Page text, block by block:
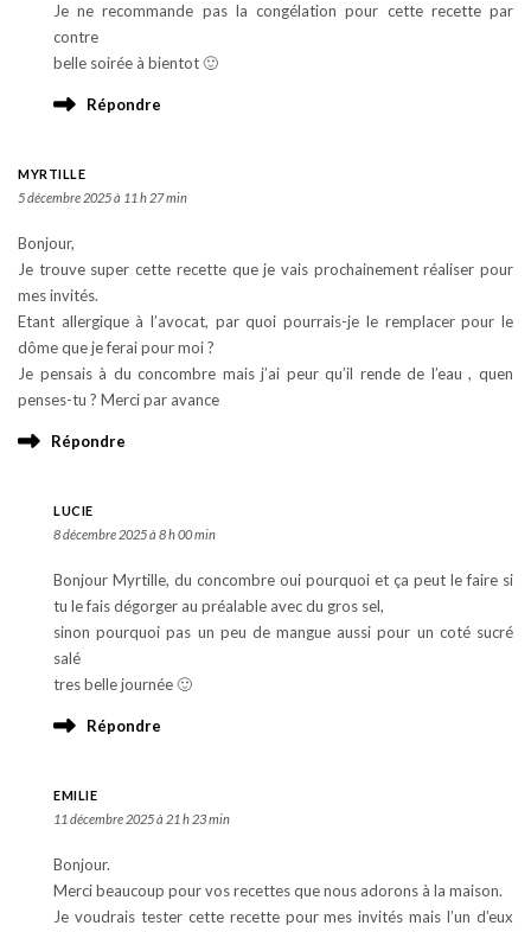
Je ne recommande pas la congélation pour cette recette par
contre
belle soirée à bientot 🙂
Répondre
MYRTILLE
5 décembre 2025 à 11 h 27 min
Bonjour,
Je trouve super cette recette que je vais prochainement réaliser pour
mes invités.
Etant allergique à l’avocat, par quoi pourrais-je le remplacer pour le
dôme que je ferai pour moi ?
Je pensais à du concombre mais j’ai peur qu’il rende de l’eau , quen
penses-tu ? Merci par avance
Répondre
LUCIE
8 décembre 2025 à 8 h 00 min
Bonjour Myrtille, du concombre oui pourquoi et ça peut le faire si
tu le fais dégorger au préalable avec du gros sel,
sinon pourquoi pas un peu de mangue aussi pour un coté sucré
salé
tres belle journée 🙂
Répondre
EMILIE
11 décembre 2025 à 21 h 23 min
Bonjour.
Merci beaucoup pour vos recettes que nous adorons à la maison.
Je voudrais tester cette recette pour mes invités mais l’un d’eux